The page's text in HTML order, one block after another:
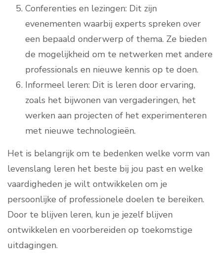
Conferenties en lezingen: Dit zijn
evenementen waarbij experts spreken over
een bepaald onderwerp of thema. Ze bieden
de mogelijkheid om te netwerken met andere
professionals en nieuwe kennis op te doen.
Informeel leren: Dit is leren door ervaring,
zoals het bijwonen van vergaderingen, het
werken aan projecten of het experimenteren
met nieuwe technologieën.
Het is belangrijk om te bedenken welke vorm van
levenslang leren het beste bij jou past en welke
vaardigheden je wilt ontwikkelen om je
persoonlijke of professionele doelen te bereiken.
Door te blijven leren, kun je jezelf blijven
ontwikkelen en voorbereiden op toekomstige
uitdagingen.